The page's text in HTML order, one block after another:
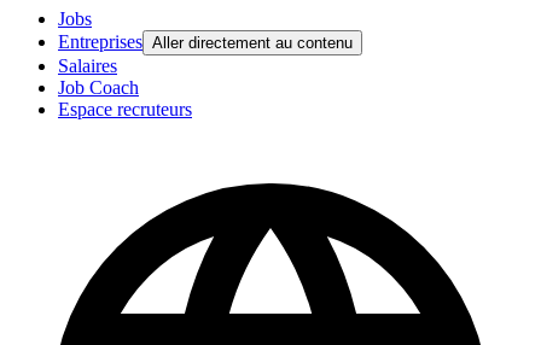
Jobs
Entreprises Aller directement au contenu
Salaires
Job Coach
Espace recruteurs